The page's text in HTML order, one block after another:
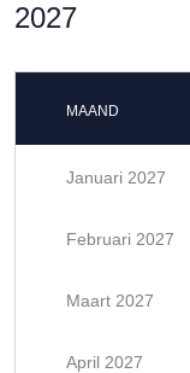
2027
MAAND
Januari 2027
Februari 2027
Maart 2027
April 2027